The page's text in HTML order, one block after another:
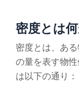
密度とは
密度とは、あ
の量を表す物
は以下の通り：